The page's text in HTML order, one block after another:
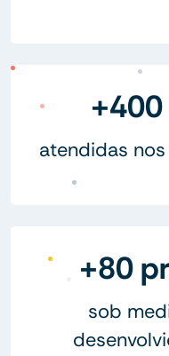
atendidas
+80
sob